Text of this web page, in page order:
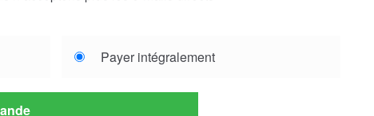
Payer intégralement